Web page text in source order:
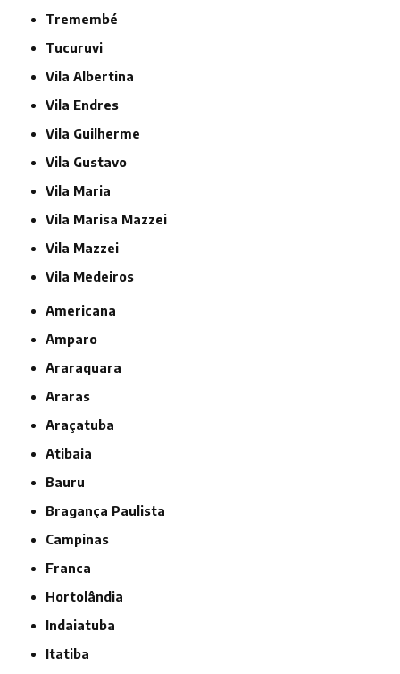
Tremembé
Tucuruvi
Vila Albertina
Vila Endres
Vila Guilherme
Vila Gustavo
Vila Maria
Vila Marisa Mazzei
Vila Mazzei
Vila Medeiros
Americana
Amparo
Araraquara
Araras
Araçatuba
Atibaia
Bauru
Bragança Paulista
Campinas
Franca
Hortolândia
Indaiatuba
Itatiba